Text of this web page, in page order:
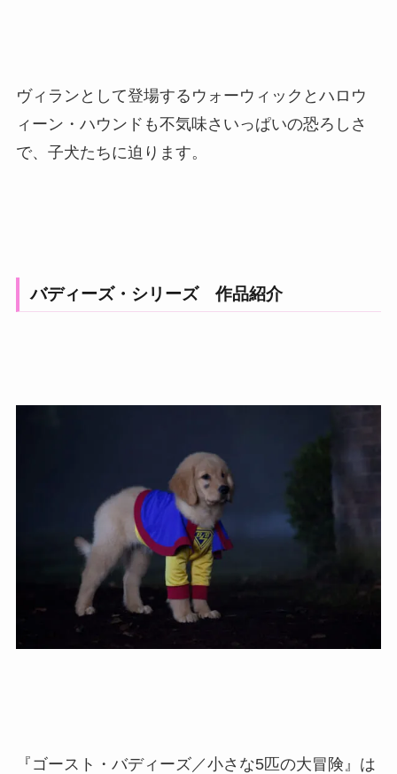
ヴィランとして登場するウォーウィックとハロウ
ィーン・ハウンドも不気味さいっぱいの恐ろしさ
で、子犬たちに迫ります。
バディーズ・シリーズ 作品紹介
『ゴースト・バディーズ／小さな5匹の大冒険』は